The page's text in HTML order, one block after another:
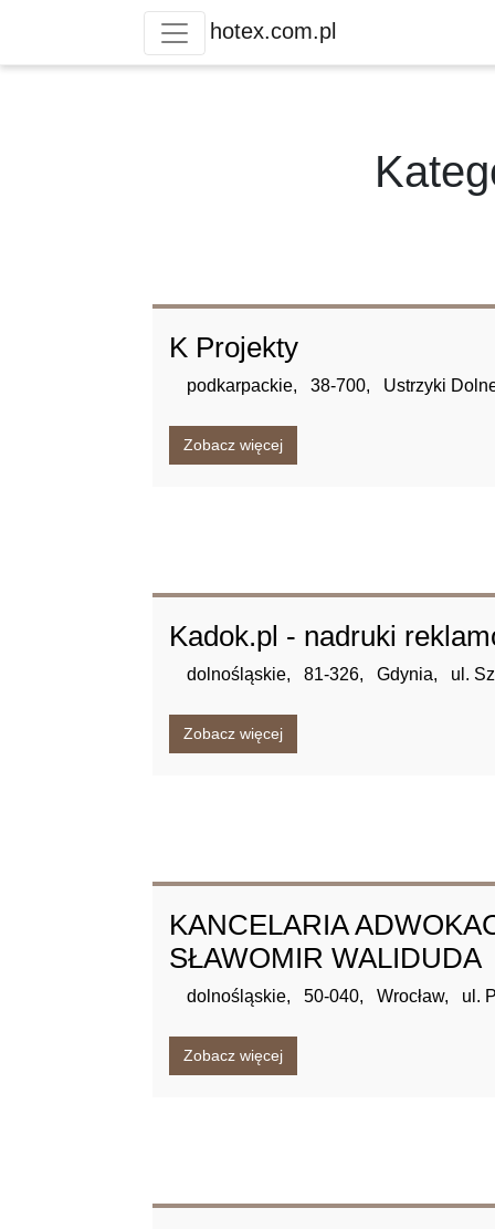
hotex.com.pl
K Projekty
podkarpackie, 38-700, Ustrzyki
Zobacz więcej
Kadok.pl - nadruki
dolnośląskie, 81-326, Gdynia, ul.
Zobacz więcej
KANCELARIA
SŁAWOMIR WALIDUDA
dolnośląskie, 50-040, Wrocław, ul.
Zobacz więcej